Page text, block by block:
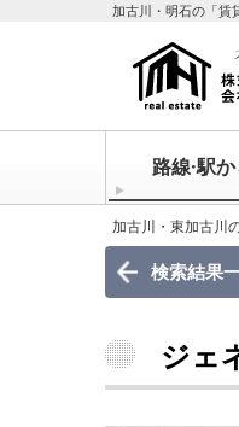
加古川・明石の「賃
路線·駅
加古川・東加古川
検索結果
ジェ